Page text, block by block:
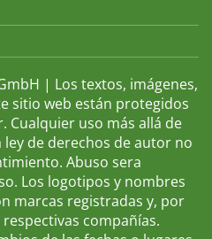
| Los textos, imágenes,
sitio web están protegidos
Cualquier uso más allá de
de derechos de autor no
Abuso sera
Los logotipos y nombres
marcas registradas y, por
compañías.